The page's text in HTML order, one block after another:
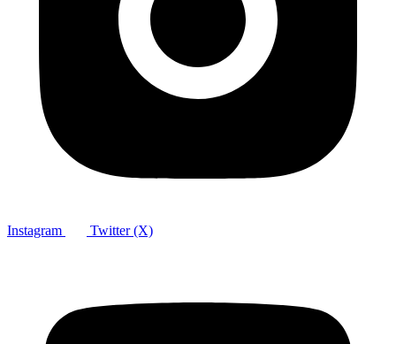
Instagram Twitter (X)